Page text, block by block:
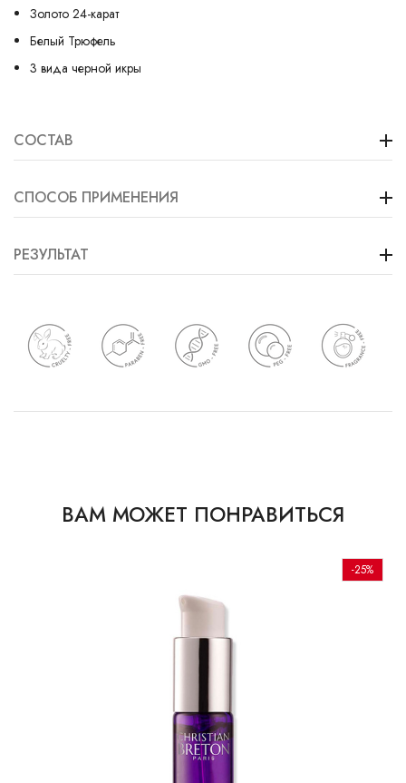
Золото 24-карат
Белый Трюфель
3 вида черной икры
СОСТАВ
СПОСОБ ПРИМЕНЕНИЯ
РЕЗУЛЬТАТ
ВАМ МОЖЕТ ПОНРАВИТЬСЯ
-25%